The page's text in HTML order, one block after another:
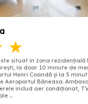
★
situat în zona rezidenţială
la doar 10 minute de
Henri Coandă şi la 5
Aeroportul Băneasa.
includ aer condiţionat,
…